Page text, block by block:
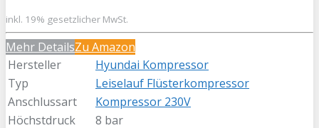
inkl. 19% gesetzlicher MwSt.
Mehr DetailsZu Amazon
Hersteller
Hyundai Kompressor
Typ
Leiselauf Flüsterkompressor
Anschlussart
Kompressor 230V
Höchstdruck
8 bar